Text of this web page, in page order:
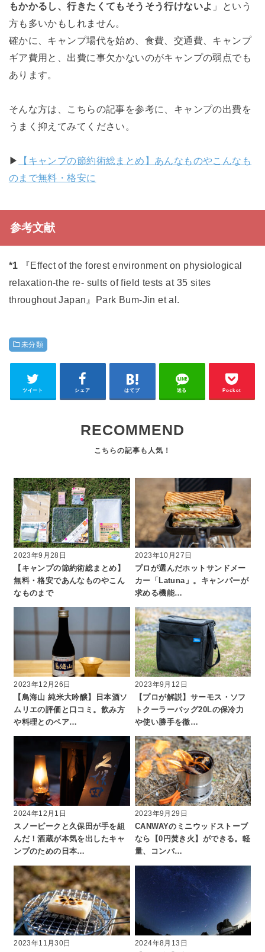
もかかるし、行きたくてもそうそう行けないよ 」という
方も多いかもしれません。
確かに、キャンプ場代を始め、食費、交通費、キャンプ
ギア費用と、出費に事欠かないのがキャンプの弱点でも
あります。
そんな方は、こちらの記事を参考に、キャンプの出費を
うまく抑えてみてください。
▶︎
【キャンプの節約術総まとめ】あんなものやこんなも
のまで無料・格安に
参考文献
*1 『Effect of the forest environment on physiological
relaxation-the re- sults of field tests at 35 sites
throughout Japan』Park Bum-Jin et al.
未分類
ツイート シェア はてブ 送る Pocket
RECOMMEND
2023年9月28日
【キャンプの節約術総まとめ】
無料・格安であんなものやこん
なものまで
2023年10月27日
プロが選んだホットサンドメー
カー「Latuna」。キャンパーが
求める機能…
2023年12月26日
【鳥海山 純米大吟醸】日本酒ソ
ムリエの評価と口コミ。飲み方
や料理とのペア…
2023年9月12日
【プロが解説】サーモス・ソフ
トクーラーバッグ20Lの保冷力
や使い勝手を徹…
2024年12月1日
スノーピークと久保田が手を組
んだ！酒蔵が本気を出したキャ
ンプのための日本…
2023年9月29日
CANWAYのミニウッドストーブ
なら【0円焚き火】ができる。軽
量、コンパ…
2023年11月30日
2024年8月13日